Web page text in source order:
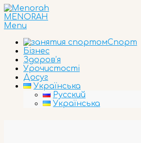
Skip
to
content
MENORAH
Primary
Menu
Menu
Спорт
Бізнес
Здоров’я
Урочистості
Досуг
Українська
Русский
Українська